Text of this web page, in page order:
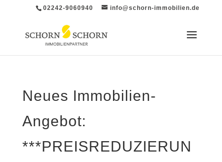
02242-9060940 info@schorn-immobilien.de
Neues Immobilien-
Angebot:
***PREISREDUZIERUN